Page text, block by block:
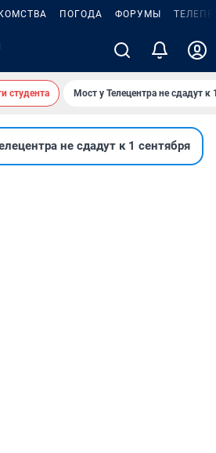
ПОГОДА ФОРУМЫ
студента Мост у Телецентра не сдадут к
не сдадут к 1 сентября